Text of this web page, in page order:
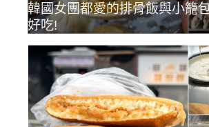
韓國女團都愛的排骨飯與小籠
好吃!